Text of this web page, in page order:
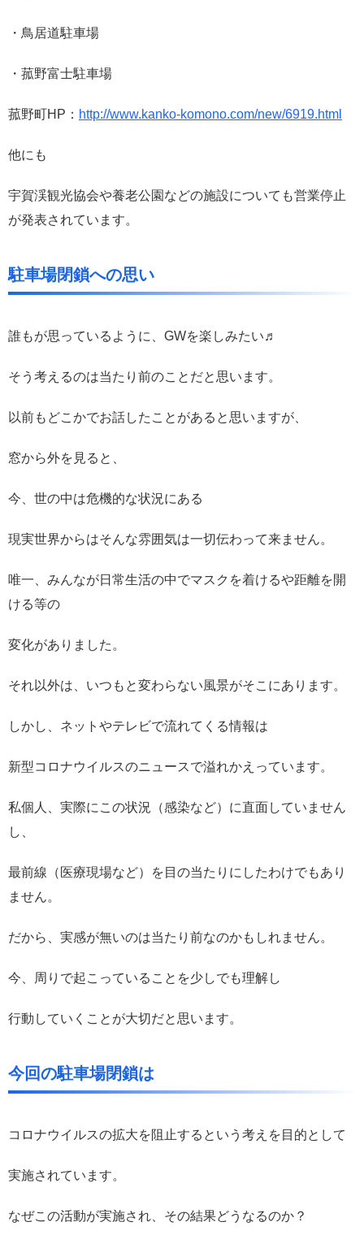
・鳥居道駐車場
・菰野富士駐車場
菰野町HP： http://www.kanko-komono.com/new/6919.html
他にも
宇賀渓観光協会や養老公園などの施設についても営業停止
が発表されています。
駐車場閉鎖への思い
誰もが思っているように、GWを楽しみたい♬
そう考えるのは当たり前のことだと思います。
以前もどこかでお話したことがあると思いますが、
窓から外を見ると、
今、世の中は危機的な状況にある
現実世界からはそんな雰囲気は一切伝わって来ません。
唯一、みんなが日常生活の中でマスクを着けるや距離を開
ける等の
変化がありました。
それ以外は、いつもと変わらない風景がそこにあります。
しかし、ネットやテレビで流れてくる情報は
新型コロナウイルスのニュースで溢れかえっています。
私個人、実際にこの状況（感染など）に直面していません
し、
最前線（医療現場など）を目の当たりにしたわけでもあり
ません。
だから、実感が無いのは当たり前なのかもしれません。
今、周りで起こっていることを少しでも理解し
行動していくことが大切だと思います。
今回の駐車場閉鎖は
コロナウイルスの拡大を阻止するという考えを目的として
実施されています。
なぜこの活動が実施され、その結果どうなるのか？